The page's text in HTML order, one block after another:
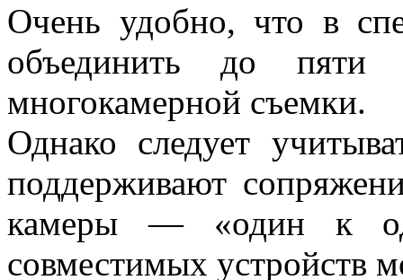
Очень удобно, что в
объединить до пяти
многокамерной съемки.
Однако следует
поддерживают
камеры — «один к
совместимых устройств